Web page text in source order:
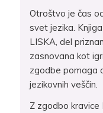
Otroštvo je čas
svet jezika.
LISKA, del
zasnovana kot
zgodbe pomaga
jezikovnih veščin.
Z zgodbo kravice